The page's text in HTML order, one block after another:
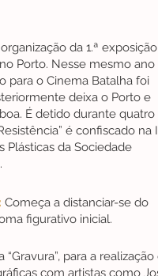
da 1.ª exposição
Porto. Nesse mesmo ano
para o Cinema Batalha foi
deixa o Porto e
É detido durante quatro
é confiscado na
Plásticas da Sociedade
Começa a distanciar-se do
figurativo inicial.
para a realização
com artistas como